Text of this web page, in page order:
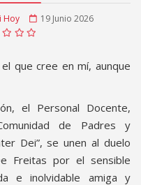
Hoy
19 Junio 2026
que cree en mí, aunque
el Personal Docente,
de Padres y
Dei”, se unen al duelo
Freitas por el sensible
e inolvidable amiga y